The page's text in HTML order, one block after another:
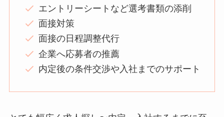
エントリーシートなど選考書類の添削
面接対策
面接の日程調整代行
企業へ応募者の推薦
内定後の条件交渉や入社までのサポート